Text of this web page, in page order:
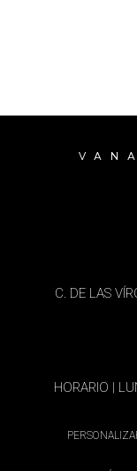
C. DE LAS
HORARIO |